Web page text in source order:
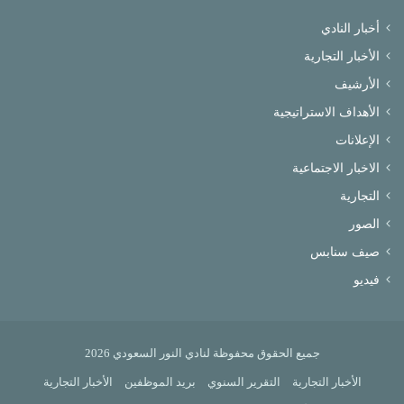
أخبار النادي
الأخبار التجارية
الأرشيف
الأهداف الاستراتيجية
الإعلانات
الاخبار الاجتماعية
التجارية
الصور
صيف سنابس
فيديو
جميع الحقوق محفوظة لنادي النور السعودي 2026
الأخبار التجارية التقرير السنوي بريد الموظفين الأخبار التجارية